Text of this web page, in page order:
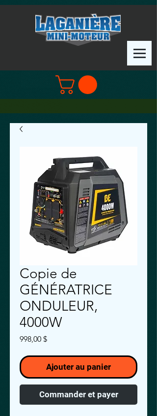
Copie de
GÉNÉRATRICE
ONDULEUR,
4000W
998,00 $Prix
Ajouter au panier
Commander et payer